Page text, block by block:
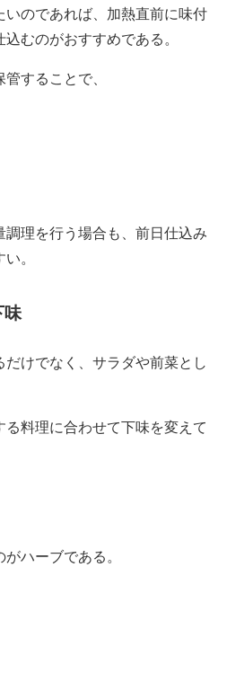
いのであれば、加熱直前に味付
むのがおすすめである。
することで、
理を行う場合も、前日仕込み
。
味
けでなく、サラダや前菜とし
料理に合わせて下味を変えて
ハーブである。